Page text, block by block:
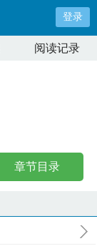
登录
阅读记录
章节目录